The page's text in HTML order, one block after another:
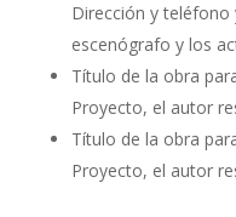
Dirección y teléfono
escenógrafo y los
Título de la obra
Proyecto, el autor
Título de la obra
Proyecto, el autor